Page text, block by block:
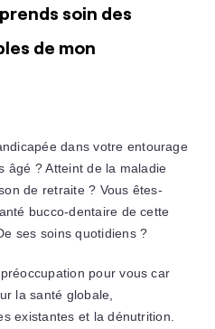
soin des
de mon
dans votre entourage
âgé ? Atteint de la maladie
de retraite ? Vous êtes-
bucco-dentaire de cette
ses soins quotidiens ?
pour vous car
la santé globale,
existantes et la dénutrition.